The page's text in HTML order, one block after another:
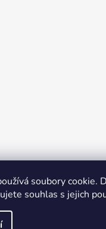
soubory cookie.
souhlas s jejich